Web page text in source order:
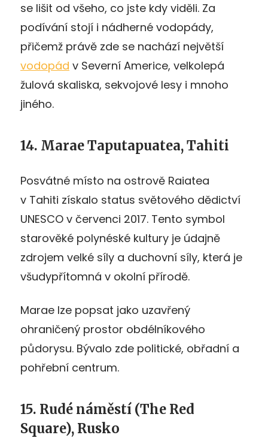
se lišit od všeho, co jste kdy viděli. Za
podívání stojí i nádherné vodopády,
přičemž právě zde se nachází největší
vodopád v Severní Americe, velkolepá
žulová skaliska, sekvojové lesy i mnoho
jiného.
14. Marae Taputapuatea, Tahiti
Posvátné místo na ostrově Raiatea
v Tahiti získalo status světového dědictví
UNESCO v červenci 2017. Tento symbol
starověké polynéské kultury je údajně
zdrojem velké síly a duchovní síly, která je
všudypřítomná v okolní přírodě.
Marae lze popsat jako uzavřený
ohraničený prostor obdélníkového
půdorysu. Bývalo zde politické, obřadní a
pohřební centrum.
15. Rudé náměstí (The Red
Square), Rusko